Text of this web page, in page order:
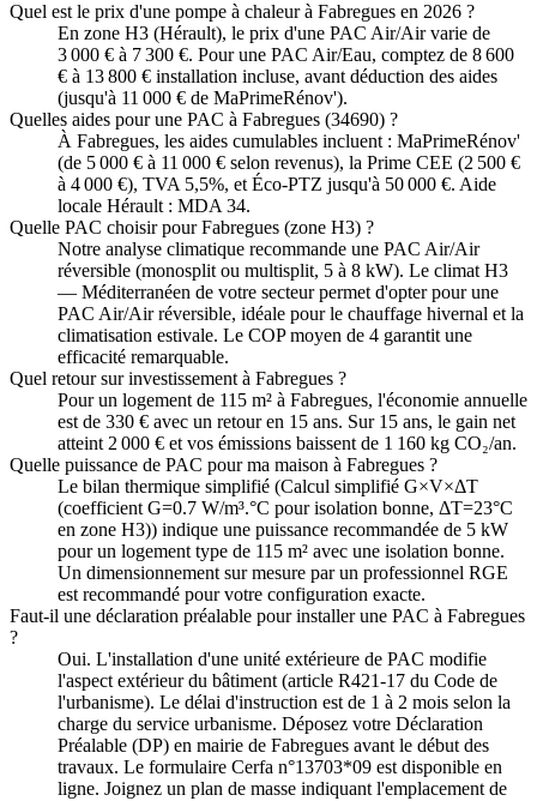
Quel est le prix d'une pompe à chaleur à Fabregues en 2026 ?
En zone H3 (Hérault), le prix d'une PAC Air/Air varie de
3 000 € à 7 300 €. Pour une PAC Air/Eau, comptez de 8 600
€ à 13 800 € installation incluse, avant déduction des aides
(jusqu'à 11 000 € de MaPrimeRénov').
Quelles aides pour une PAC à Fabregues (34690) ?
À Fabregues, les aides cumulables incluent : MaPrimeRénov'
(de 5 000 € à 11 000 € selon revenus), la Prime CEE (2 500 €
à 4 000 €), TVA 5,5%, et Éco-PTZ jusqu'à 50 000 €. Aide
locale Hérault : MDA 34.
Quelle PAC choisir pour Fabregues (zone H3) ?
Notre analyse climatique recommande une PAC Air/Air
réversible (monosplit ou multisplit, 5 à 8 kW). Le climat H3
— Méditerranéen de votre secteur permet d'opter pour une
PAC Air/Air réversible, idéale pour le chauffage hivernal et la
climatisation estivale. Le COP moyen de 4 garantit une
efficacité remarquable.
Quel retour sur investissement à Fabregues ?
Pour un logement de 115 m² à Fabregues, l'économie annuelle
est de 330 € avec un retour en 15 ans. Sur 15 ans, le gain net
atteint 2 000 € et vos émissions baissent de 1 160 kg CO₂/an.
Quelle puissance de PAC pour ma maison à Fabregues ?
Le bilan thermique simplifié (Calcul simplifié G×V×ΔT
(coefficient G=0.7 W/m³.°C pour isolation bonne, ΔT=23°C
en zone H3)) indique une puissance recommandée de 5 kW
pour un logement type de 115 m² avec une isolation bonne.
Un dimensionnement sur mesure par un professionnel RGE
est recommandé pour votre configuration exacte.
Faut-il une déclaration préalable pour installer une PAC à Fabregues
?
Oui. L'installation d'une unité extérieure de PAC modifie
l'aspect extérieur du bâtiment (article R421-17 du Code de
l'urbanisme). Le délai d'instruction est de 1 à 2 mois selon la
charge du service urbanisme. Déposez votre Déclaration
Préalable (DP) en mairie de Fabregues avant le début des
travaux. Le formulaire Cerfa n°13703*09 est disponible en
ligne. Joignez un plan de masse indiquant l'emplacement de